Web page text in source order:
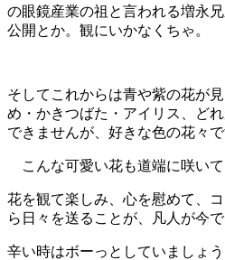
の眼鏡産業の祖と言われる増永
公開とか。観にいかなくちゃ。
そしてこれからは青や紫の花が
め・かきつばた・アイリス、ど
できませんが、好きな色の花々で
こんな可愛い花も道端に咲い
花を観て楽しみ、心を慰めて、
ら日々を送ることが、凡人が今
辛い時はボーっとしていましょ